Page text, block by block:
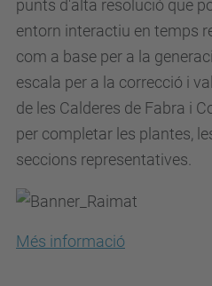
punts d'alta resolució que
entorn interactiu en temps
com a base per a la
escala per a la correcció i
de les Calderes de Fabra i
per completar les plantes,
seccions representatives.
Més informació